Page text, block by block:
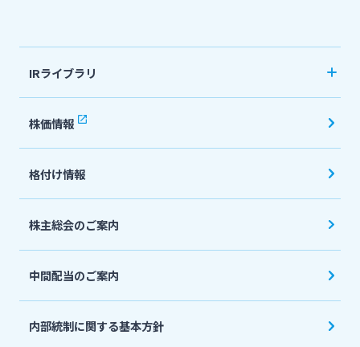
法人・個人事業主のお客さま
株主・投資家の皆さま
宮崎銀行について
ニュースリリース一覧
採用情報
お問い合わせ先一覧
IRライブラリ
決算短信
有価証券報告書・四半期報告書
IR関連ニュースリリース
会社説明会資料
投資家向け説明会資料
English
株価情報
格付け情報
株主総会のご案内
中間配当のご案内
内部統制に関する基本方針